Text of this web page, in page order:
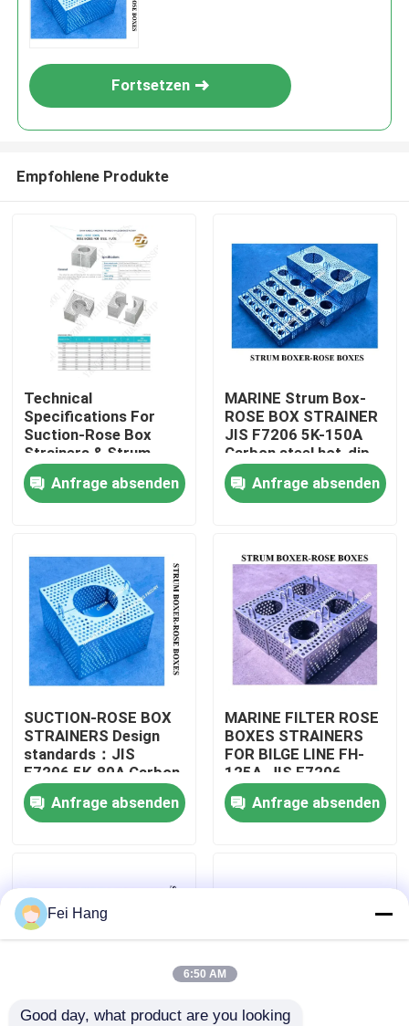
Startseite
Produkte
Über uns
Fabrik Tour
Qualitätskontrolle
Kontakt
Marine-Entlüftungskopf
Marine Sea Water Strainer
Fortsetzen
Empfohlene Produkte
Technical
Specifications For
Suction-Rose Box
Strainers & Strum
Rose Box Strainer
Carbon Steel Hot-Dip
Galvanized
Anfrage absenden
MARINE Strum Box-
ROSE BOX STRAINER
JIS F7206 5K-150A
Carbon steel hot-dip
galvanized
Anfrage absenden
SUCTION-ROSE BOX
STRAINERS Design
standards：JIS
F7206 5K-80A Carbon
steel hot-dip
galvanized
Anfrage absenden
MARINE FILTER ROSE
BOXES STRAINERS
FOR BILGE LINE FH-
125A-JIS F7206
Anfrage absenden
Fei Hang
6:50 AM
Good day, what product are you looking